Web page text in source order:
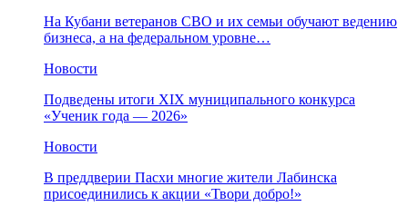
На Кубани ветеранов СВО и их семьи обучают ведению
бизнеса, а на федеральном уровне…
Новости
Подведены итоги XIX муниципального конкурса
«Ученик года — 2026»
Новости
В преддверии Пасхи многие жители Лабинска
присоединились к акции «Твори добро!»